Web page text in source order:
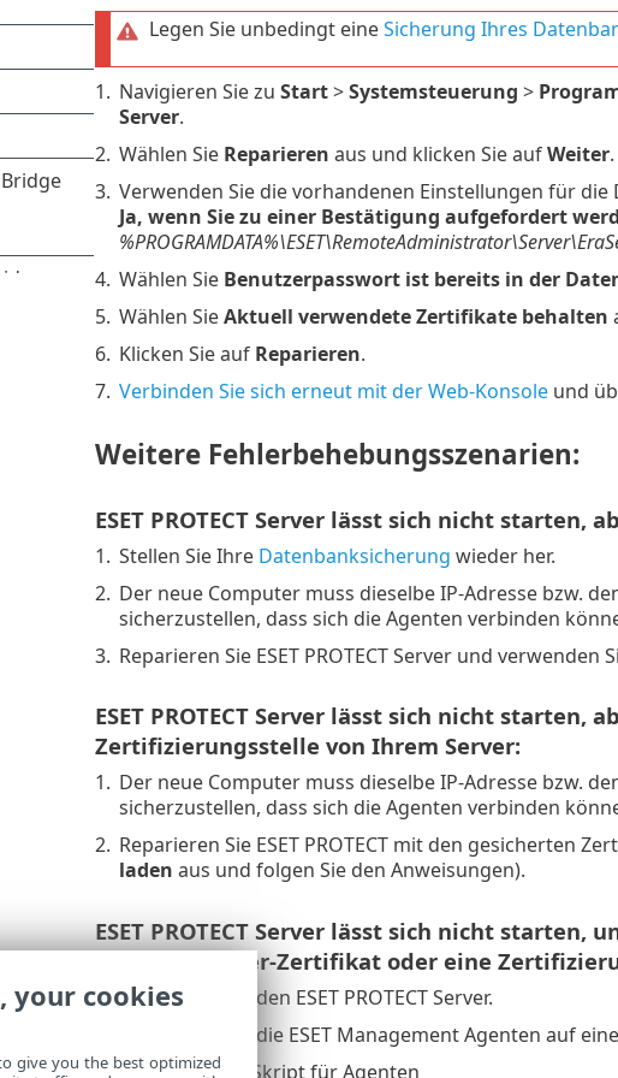
Legen Sie unbedingt eineSicherung Ihres
1. Navigieren Sie zu Start>Systemsteuerung >
Server.
2. Wählen Sie Reparieren aus und klicken Sie aufWeiter.
3. Verwenden Sie die vorhandenen Einstellungen für
Ja, wenn Sie zu einer Bestätigung aufgefordert
4. Wählen Sie Benutzerpasswort ist bereits in der
5. Wählen SieAktuell verwendete Zertifikate behalten
6. Klicken Sie auf Reparieren.
7. Verbinden Sie sich erneut mit der Web-Konsoleund
Weitere Fehlerbehebungsszenarien:
ESET PROTECT Server lässt sich nicht
1. Stellen Sie Ihre Datenbanksicherung wieder her.
2. Der neue Computer muss dieselbe IP-Adresse bzw.
sicherzustellen, dass sich die Agenten verbinden
3. Reparieren Sie ESET PROTECT Server und
ESET PROTECT Server lässt sich nicht
Zertifizierungsstelle von Ihrem Server:
1. Der neue Computer muss dieselbe IP-Adresse bzw.
sicherzustellen, dass sich die Agenten verbinden
2. Reparieren Sie ESET PROTECT mit den gesicherten
laden aus und folgen Sie den Anweisungen).
ESET PROTECT Server lässt sich nicht starten,
PROTECT Server-Zertifikat oder eine
1. Reparieren Sie den ESET PROTECT Server.
Reparieren Sie die ESET Management Agenten auf
• Installations-Skript für Agenten
your cookies
give you the best optimized